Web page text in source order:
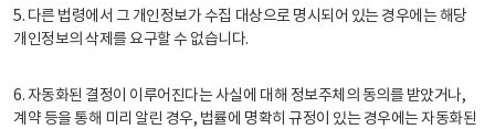
5. 다른 법령에서 그 개인정보가 수집 대상으로 명시되어 있는 경우에는 해당
개인정보의 삭제를 요구할 수 없습니다.
6. 자동화된 결정이 이루어진다는 사실에 대해 정보주체의 동의를 받았거나,
계약 등을 통해 미리 알린 경우, 법률에 명확히 규정이 있는 경우에는 자동화된